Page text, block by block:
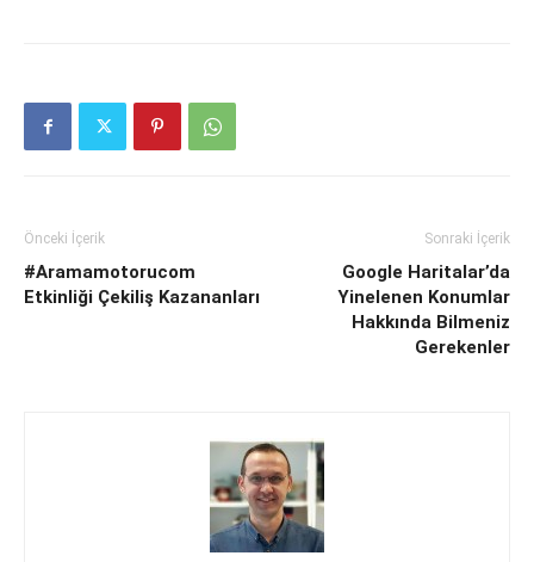
Önceki İçerik
#Aramamotorucom
Etkinliği Çekiliş Kazananları
Sonraki İçerik
Google Haritalar’da
Yinelenen Konumlar
Hakkında Bilmeniz
Gerekenler